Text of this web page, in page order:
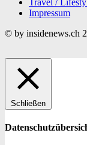
Impressum
© by insidenews.ch
Schließen